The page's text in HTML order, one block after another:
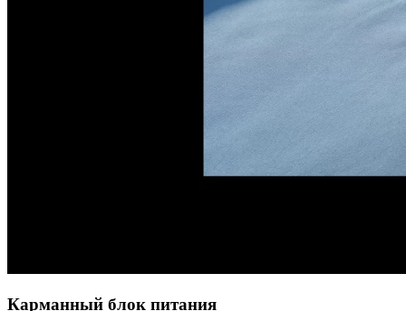
Карманный блок питания